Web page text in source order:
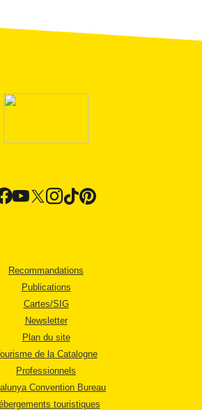
Recommandations
Publications
Cartes/SIG
Newsletter
Plan du site
de la Catalogne
Professionnels
Convention Bureau
touristiques